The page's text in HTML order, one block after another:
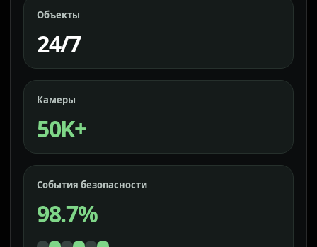
Объекты
24/7
Камеры
50K+
События безопасности
98.7%